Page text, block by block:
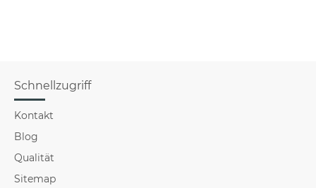
Schnellzugriff
Kontakt
Blog
Qualität
Sitemap